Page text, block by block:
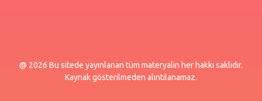
@ 2026 Bu sitede yayınlanan tüm materyalin her hakkı saklıdır.
Kaynak gösterilmeden alıntılanamaz.